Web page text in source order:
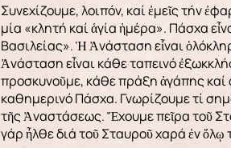
Συνεχίζουμε, λοιπόν, καί ἐμεῖς τήν
μία «κλητή καί ἁγία ἡμέρα». Πάσχα
Βασιλείας». Ἡ Ἀνάσταση εἶναι
Ἀνάσταση εἶναι κάθε ταπεινό
προσκυνοῦμε, κάθε πράξη ἀγάπης
καθημερινό Πάσχα. Γνωρίζουμε τί
τῆς Ἀναστάσεως. Ἔχουμε πεῖρα τοῦ
γάρ ἦλθε διά τοῦ Σταυροῦ χαρά ἐν